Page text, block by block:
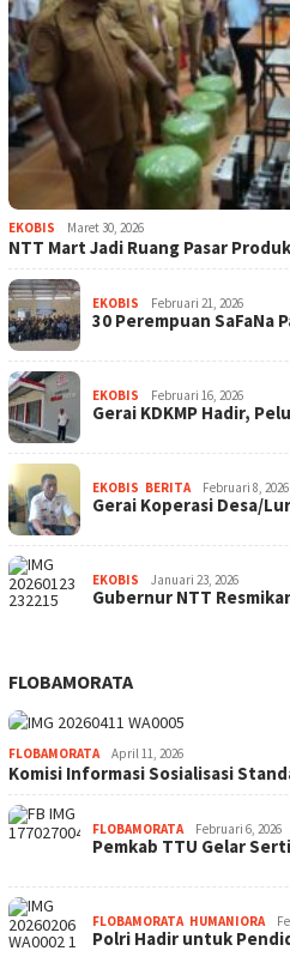
EKOBIS Maret 30, 2026
NTT Mart Jadi Ruang Pasar
EKOBIS Februari 21, 2026
30 Perempuan SaFaNa
EKOBIS Februari 16, 2026
Gerai KDKMP Hadir,
EKOBIS BERITA Februari 8, 2026
Gerai Koperasi Desa/
EKOBIS Januari 23, 2026
Gubernur NTT
FLOBAMORATA
FLOBAMORATA April 11, 2026
Komisi Informasi Sosialisasi
FLOBAMORATA Februari 6, 2026
Pemkab TTU Gelar
FLOBAMORATA HUMANIORA
Polri Hadir untuk